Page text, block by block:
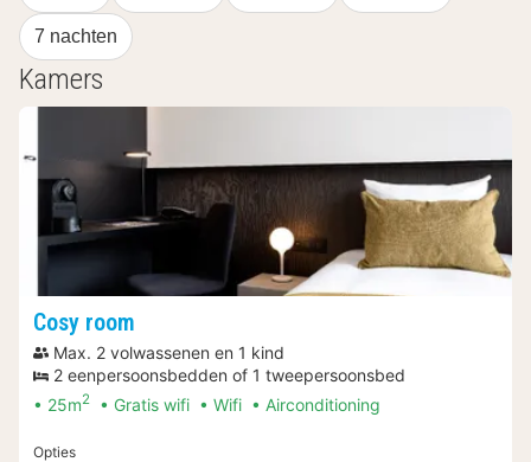
7 nachten
Kamers
Cosy room
Max. 2 volwassenen en 1 kind
2 eenpersoonsbedden of 1 tweepersoonsbed
25m2 Gratis wifi Wifi Airconditioning
Opties